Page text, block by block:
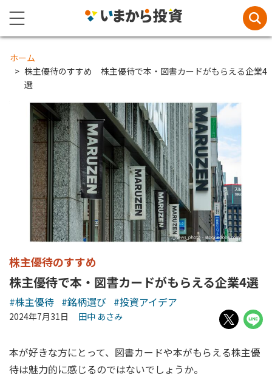
ホーム
株主優待のすすめ 株主優待で本・図書カードがもらえる企業4
選
株主優待のすすめ
株主優待で本・図書カードがもらえる企業4選
#株主優待 #銘柄選び #投資アイデア
2024年7月31日 田中 あさみ
本が好きな方にとって、図書カードや本がもらえる株主優
待は魅力的に感じるのではないでしょうか。